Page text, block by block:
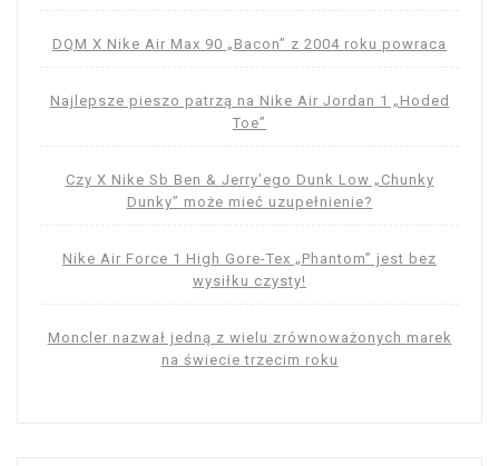
DQM X Nike Air Max 90 „Bacon” z 2004 roku powraca
Najlepsze pieszo patrzą na Nike Air Jordan 1 „Hoded
Toe”
Czy X Nike Sb Ben & Jerry’ego Dunk Low „Chunky
Dunky” może mieć uzupełnienie?
Nike Air Force 1 High Gore-Tex „Phantom” jest bez
wysiłku czysty!
Moncler nazwał jedną z wielu zrównoważonych marek
na świecie trzecim roku